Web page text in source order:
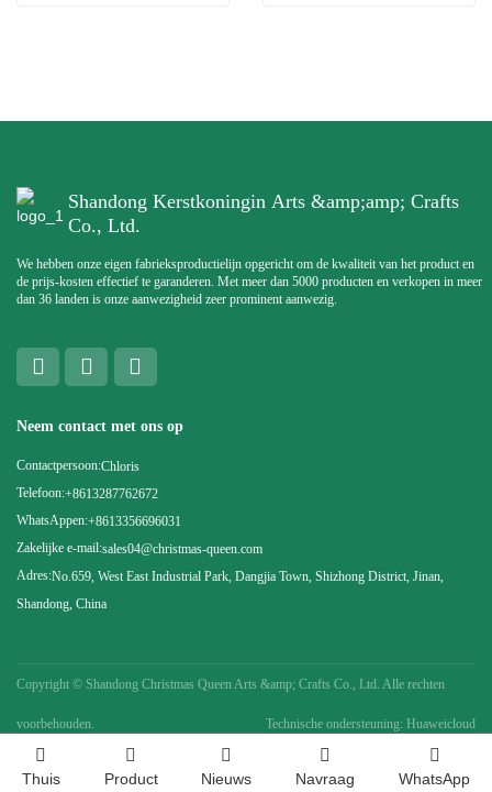
Shandong Kerstkoningin Arts &amp;amp; Crafts
Co., Ltd.
We hebben onze eigen fabrieksproductielijn opgericht om de kwaliteit van het product en
de prijs-kosten effectief te garanderen. Met meer dan 5000 producten en verkopen in meer
dan 36 landen is onze aanwezigheid zeer prominent aanwezig.
Neem contact met ons op
Contactpersoon:Chloris
Telefoon:+8613287762672
WhatsAppen:+8613356696031
Zakelijke e-mail:sales04@christmas-queen.com
Adres:No.659, West East Industrial Park, Dangjia Town, Shizhong District, Jinan,
Shandong, China
Copyright © Shandong Christmas Queen Arts &amp; Crafts Co., Ltd. Alle rechten
voorbehouden. Technische ondersteuning: Huaweicloud
Thuis Product Nieuws Navraag WhatsApp